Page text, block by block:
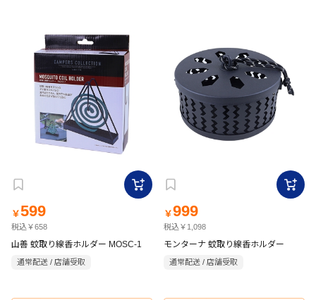
￥599
税込￥658
山善 蚊取り線香ホルダー MOSC-1
通常配送 / 店舗受取
￥999
税込￥1,098
モンターナ 蚊取り線香ホルダー
通常配送 / 店舗受取